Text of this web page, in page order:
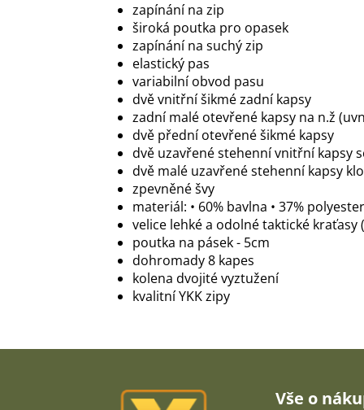
zapínání na zip
široká poutka pro opasek
zapínání na suchý zip
elastický pas
variabilní obvod pasu
dvě vnitřní šikmé zadní kapsy
zadní malé otevřené kapsy na n.ž
dvě přední otevřené šikmé kapsy
dvě uzavřené stehenní vnitřní kapsy
dvě malé uzavřené stehenní kapsy
zpevněné švy
materiál: • 60% bavlna • 37%
velice lehké a odolné taktické kraťasy
poutka na pásek - 5cm
dohromady 8 kapes
kolena dvojité vyztužení
kvalitní YKK zipy
Vše o